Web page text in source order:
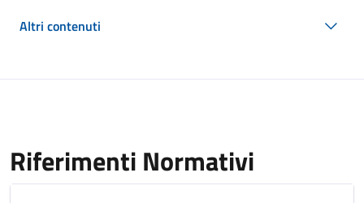
Altri contenuti
Riferimenti Normativi